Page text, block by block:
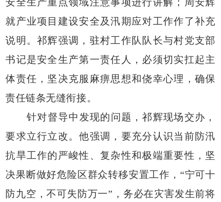
就产业项目建设安全及汛期应对工作作了补充
说明。祁辉强调，驻村工作队队长与村党支部
书记是安全生产第一责任人，必须切实扛起主
体责任，坚决克服麻痹思想和侥幸心理，确保
责任链条无缝衔接。
针对督导中发现的问题，祁辉现场交办，
要求立行立改。他强调，要充分认识当前防汛
抗旱工作的严峻性、复杂性和极端重要性，坚
决果断做好危险区群众转移安置工作，“宁可十
防九空，不可失防万一”，务必在灾害发生前将